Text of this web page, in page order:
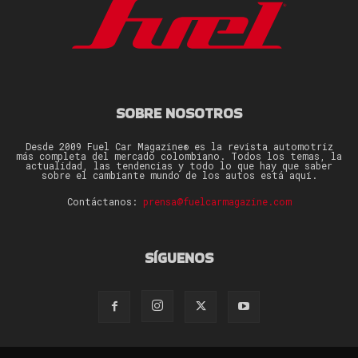
SOBRE NOSOTROS
Desde 2009 Fuel Car Magazine® es la revista automotriz
más completa del mercado colombiano. Todos los temas, la
actualidad, las tendencias y todo lo que hay que saber
sobre el cambiante mundo de los autos está aquí.
Contáctanos: prensa@fuelcarmagazine.com
SÍGUENOS